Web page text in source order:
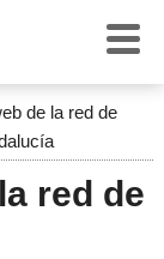
de la red de
red de